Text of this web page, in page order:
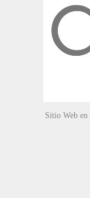
Sitio Web